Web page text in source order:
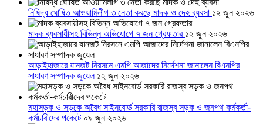
নিষিদ্ধ ঘোষিত আওয়ামিলীগ ৩ নেতা করছে মাদক ও দেহ ব্যবসা ১২ জুন ২০২৬
মাদক ব্যবসায়ীসহ বিভিন্ন অভিযোগে ৭ জন গ্রেফতার ১২ জুন ২০২৬
আড়াইহাজারে যানজট নিরসনে এমপি আজাদের নির্দেশনা জানালেন বিএনপির
সাধারণ সম্পাদক জুয়েল ১২ জুন ২০২৬
মহাসড়ক ও সড়কে অবৈধ সাইনবোর্ড সরকারি রাজস্ব সড়ক ও জনপথ কর্মকর্তা-
কর্মচারীদের পকেটে ০৯ জুন ২০২৬